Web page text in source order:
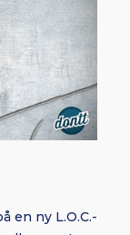
en ny L.O.C.-